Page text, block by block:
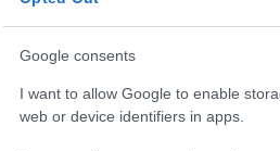
Google consents
I want to allow Google to enable
web or device identifiers in apps.
A „pay for slay”
terroristáknak,
úgynevezett mártírok
szokványos szociális